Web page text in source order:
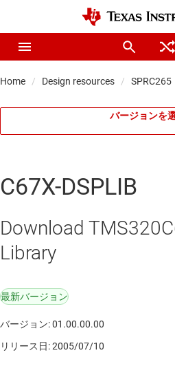
Home Design resources SPRC265
バージョンを
C67X-DSPLIB
Download
Library
最新バージョン
バージョン: 01.00.00.00
リリース日: 2005/07/10